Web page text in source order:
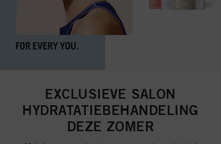
EXCLUSIEVE SALON
HYDRATATIEBEHANDELING
DEZE ZOMER